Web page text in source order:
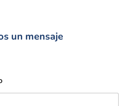
un mensaje